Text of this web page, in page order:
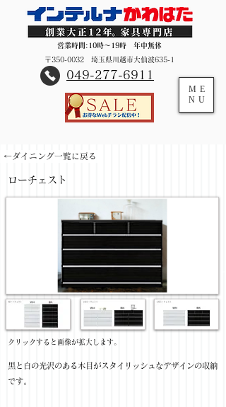
営業時間:10時～19時 年中無休
〒350-0032 埼玉県川越市大仙波635-1
​049-277-6911
ME
NU
←ダイニング一覧に戻る
ローチェスト
​クリックすると画像が拡大します。
黒と白の光沢のある木目がスタイリッシュなデザインの収納
です。